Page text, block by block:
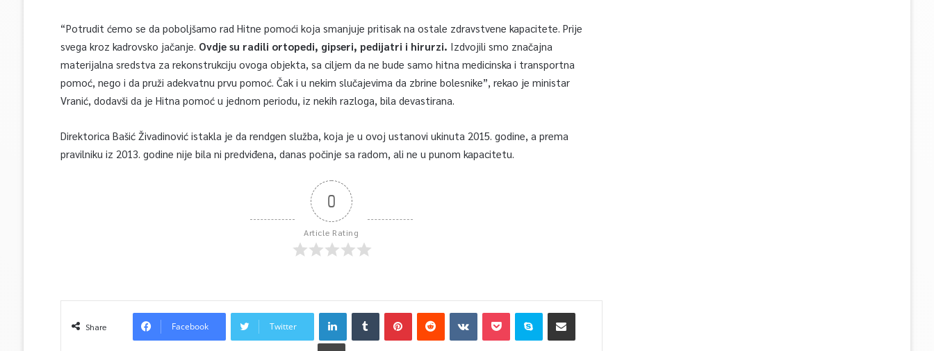
“Potrudit ćemo se da poboljšamo rad Hitne pomoći koja smanjuje pritisak na ostale zdravstvene kapacitete. Prije
svega kroz kadrovsko jačanje. Ovdje su radili ortopedi, gipseri, pedijatri i hirurzi. Izdvojili smo značajna
materijalna sredstva za rekonstrukciju ovoga objekta, sa ciljem da ne bude samo hitna medicinska i transportna
pomoć, nego i da pruži adekvatnu prvu pomoć. Čak i u nekim slučajevima da zbrine bolesnike”, rekao je ministar
Vranić, dodavši da je Hitna pomoć u jednom periodu, iz nekih razloga, bila devastirana.
Direktorica Bašić Živadinović istakla je da rendgen služba, koja je u ovoj ustanovi ukinuta 2015. godine, a prema
pravilniku iz 2013. godine nije bila ni predviđena, danas počinje sa radom, ali ne u punom kapacitetu.
0
Article Rating
Share Facebook Twitter